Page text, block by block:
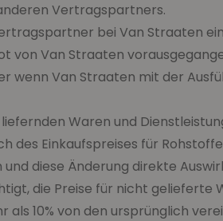
Vertragspartners.
bei Van Straaten
von Van Straaten
wenn Van Straaten mit der
liefernden Waren und
des Einkaufspreises für
diese Änderung direkte
die Preise für nicht gelieferte
als 10% von den ursprünglich